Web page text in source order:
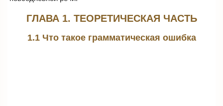
ГЛАВА 1. ТЕОРЕТИЧЕСКАЯ ЧАСТЬ
1.1 Что такое грамматическая ошибка